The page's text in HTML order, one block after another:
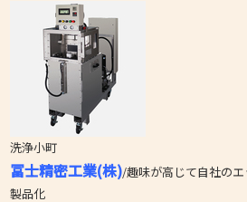
洗浄小町
冨士精密工業(株)/趣味が高じて自社の
製品化